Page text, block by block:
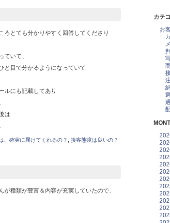
ろとても分かりやすく回答してくださり
いて、
と目で分かるようになっていて
ルにも記載してあり
は
、確実に届けてくれるの？ 接客態度は良いの？
種類が豊富＆内容が充実していたので、
カテ
お